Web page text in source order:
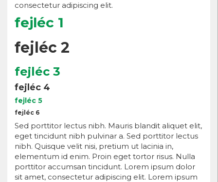
consectetur adipiscing elit.
fejléc 1
fejléc 2
fejléc 3
fejléc 4
fejléc 5
fejléc 6
Sed porttitor lectus nibh. Mauris blandit aliquet elit,
eget tincidunt nibh pulvinar a. Sed porttitor lectus
nibh. Quisque velit nisi, pretium ut lacinia in,
elementum id enim. Proin eget tortor risus. Nulla
porttitor accumsan tincidunt. Lorem ipsum dolor
sit amet, consectetur adipiscing elit. Lorem ipsum